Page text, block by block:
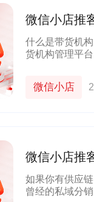
微信小店推
机构的核心
什么是带货机
货机构管理平
微信小店
微信小店推
带货？成为
如果你有供应
曾经的私域分